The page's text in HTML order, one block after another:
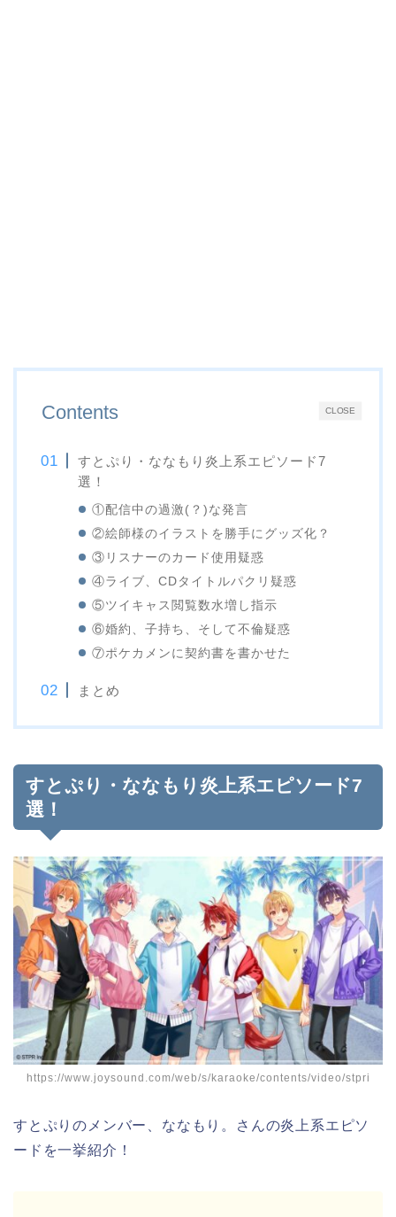
CLOSE
Contents
すとぷり・ななもり炎上系エピソード7
選！
①配信中の過激(？)な発言
②絵師様のイラストを勝手にグッズ化？
③リスナーのカード使用疑惑
④ライブ、CDタイトルパクリ疑惑
⑤ツイキャス閲覧数水増し指示
⑥婚約、子持ち、そして不倫疑惑
⑦ポケカメンに契約書を書かせた
まとめ
すとぷり・ななもり炎上系エピソード7
選！
https://www.joysound.com/web/s/karaoke/contents/video/stpri
すとぷりのメンバー、ななもり。さんの炎上系エピソ
ードを一挙紹介！